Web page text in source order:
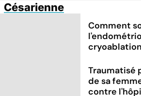
Césarienne
Comment
cryoablation
Traumatisé
de sa
contre